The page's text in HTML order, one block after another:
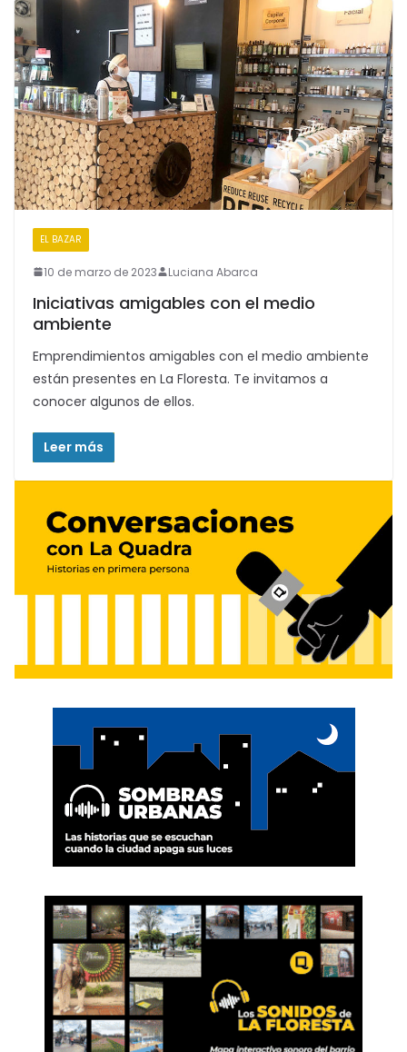
EL BAZAR
10 de marzo de 2023 Luciana Abarca
Iniciativas amigables con el medio
ambiente
Emprendimientos amigables con el medio ambiente
están presentes en La Floresta. Te invitamos a
conocer algunos de ellos.
Leer más